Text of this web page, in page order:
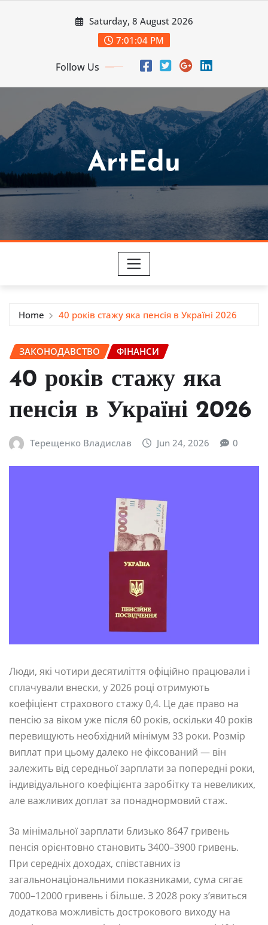
Saturday, 8 August 2026
7:01:06 PM
Follow Us
ArtEdu
Home 40 років стажу яка пенсія в Україні 2026
ЗАКОНОДАВСТВО ФІНАНСИ
40 років стажу яка
пенсія в Україні 2026
Терещенко Владислав Jun 24, 2026 0
Люди, які чотири десятиліття офіційно працювали і
сплачували внески, у 2026 році отримують
коефіцієнт страхового стажу 0,4. Це дає право на
пенсію за віком уже після 60 років, оскільки 40 років
перевищують необхідний мінімум 33 роки. Розмір
виплат при цьому далеко не фіксований — він
залежить від середньої зарплати за попередні роки,
індивідуального коефіцієнта заробітку та невеликих,
але важливих доплат за понаднормовий стаж.
За мінімальної зарплати близько 8647 гривень
пенсія орієнтовно становить 3400–3900 гривень.
При середніх доходах, співставних із
загальнонаціональними показниками, сума сягає
7000–12000 гривень і більше. З 2028 року з’явиться
додаткова можливість дострокового виходу на